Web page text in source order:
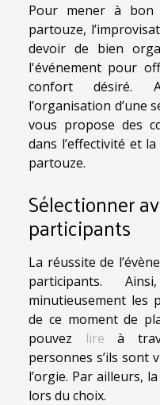
Pour mener à bon
partouze,
devoir de bien
l'événement pour
confort désiré.
l’organisation d’une
vous propose des
dans l’effectivité et
partouze.
Sélectionner
participants
La réussite de
participants.
minutieusement les
de ce moment de
pouvez
lire à
personnes s’ils sont
l’orgie. Par ailleurs,
lors du choix.